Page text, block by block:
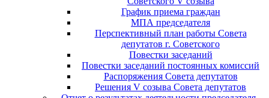
График приема граждан
МПА председателя
Перспективный план работы Совета
депутатов г. Советского
Повестки заседаний
Повестки заседаний постоянных комиссий
Распоряжения Совета депутатов
Решения V созыва Совета депутатов